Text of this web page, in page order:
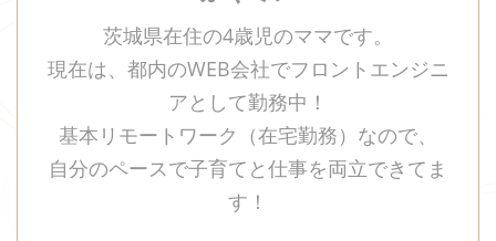
茨城県在住の4歳児のママです。
現在は、都内のWEB会社でフロントエンジニ
アとして勤務中！
基本リモートワーク（在宅勤務）なので、
自分のペースで子育てと仕事を両立できてま
す！